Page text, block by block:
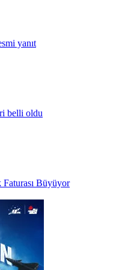
yanıt
belli oldu
Faturası Büyüyor